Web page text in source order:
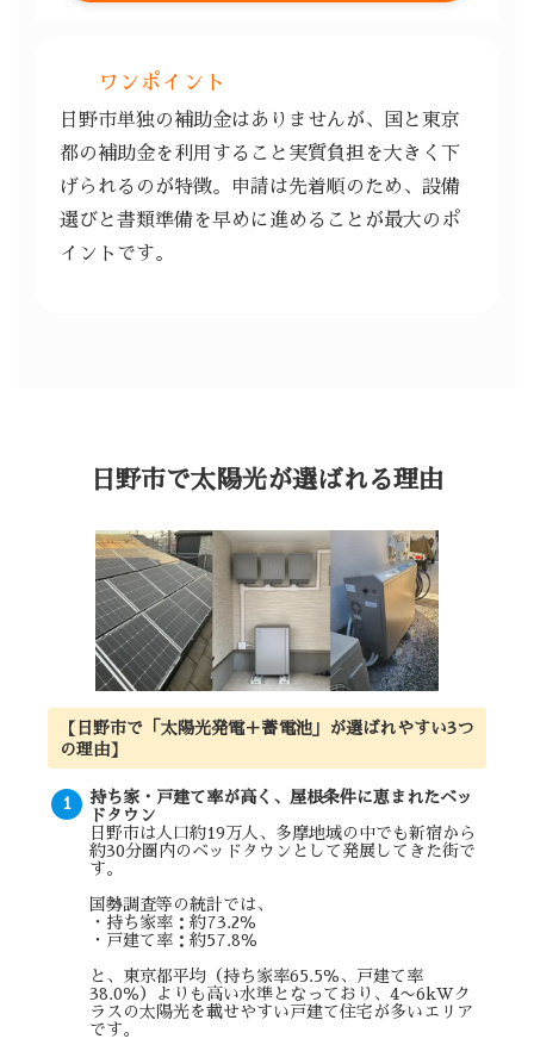
ワンポイント
日野市単独の補助金はありませんが、国と東京
都の補助金を利用すること実質負担を大きく下
げられるのが特徴。申請は先着順のため、設備
選びと書類準備を早めに進めることが最大のポ
イントです。
日野市で太陽光が選ばれる理由
【日野市で「太陽光発電＋蓄電池」が選ばれやすい3つ
の理由】
持ち家・戸建て率が高く、屋根条件に恵まれたベッ
ドタウン
日野市は人口約19万人、多摩地域の中でも新宿から
約30分圏内のベッドタウンとして発展してきた街で
す。
国勢調査等の統計では、
・持ち家率：約73.2％
・戸建て率：約57.8％
と、東京都平均（持ち家率65.5％、戸建て率
38.0％）よりも高い水準となっており、4〜6kWク
ラスの太陽光を載せやすい戸建て住宅が多いエリア
です。